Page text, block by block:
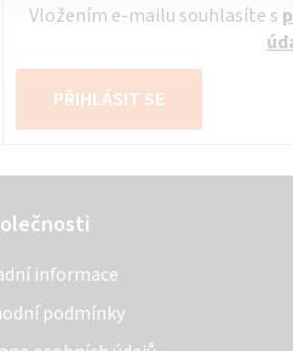
Vložením e-mailu souhlasíte s
PŘIHLÁSIT SE
informace
podmínky